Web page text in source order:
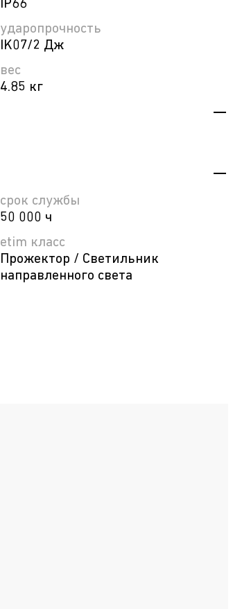
IP66
ударопрочность
IK07/2 Дж
вес
4.85 кг
срок службы
50 000 ч
etim класс
Прожектор / Светильник
направленного света